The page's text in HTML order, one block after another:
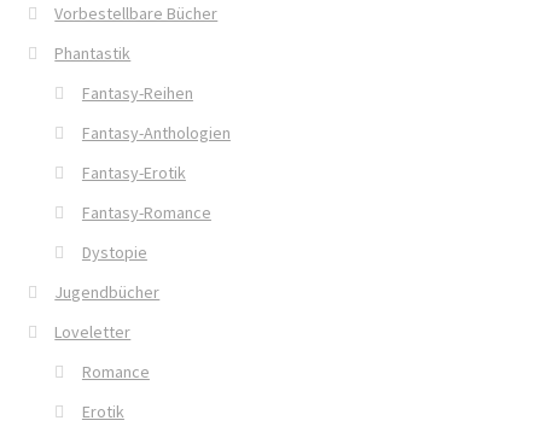
Die Dunkelmagierchroniken Bd. 3
Drachen Diebe und Dämonen
Echtheit von Bewertungen
Ein Mr. Grey mit Pelz – Emma & Nikita
Vorbestellbare Bücher
Phantastik
Fantasy-Reihen
Fantasy-Anthologien
Fantasy-Erotik
Fantasy-Romance
Dystopie
Jugendbücher
Loveletter
Romance
Erotik